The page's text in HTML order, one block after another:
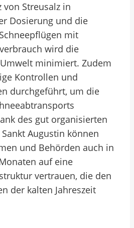
von Streusalz in
Dosierung und die
mit
wird die
minimiert. Zudem
Kontrollen und
durchgeführt, um die
des gut organisierten
Augustin können
und Behörden auch in
auf eine
vertrauen, die den
der kalten Jahreszeit